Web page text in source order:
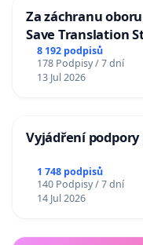
Za záchranu
Save Translation
Charles University
8 192 podpisů
178 Podpisy / 7 dní
13 Jul 2026
Vyjádření
1 748 podpisů
140 Podpisy / 7 dní
14 Jul 2026